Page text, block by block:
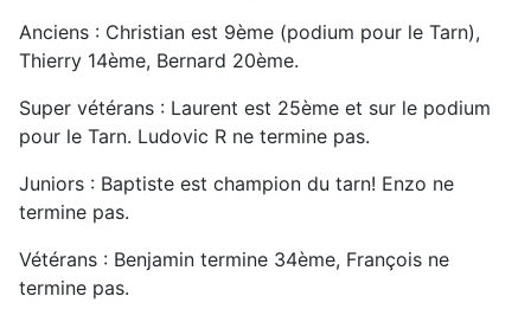
Anciens : Christian est 9ème (podium pour le Tarn),
Thierry 14ème, Bernard 20ème.
Super vétérans : Laurent est 25ème et sur le podium
pour le Tarn. Ludovic R ne termine pas.
Juniors : Baptiste est champion du tarn! Enzo ne
termine pas.
Vétérans : Benjamin termine 34ème, François ne
termine pas.